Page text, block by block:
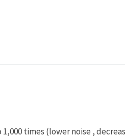
times (lower noise ,